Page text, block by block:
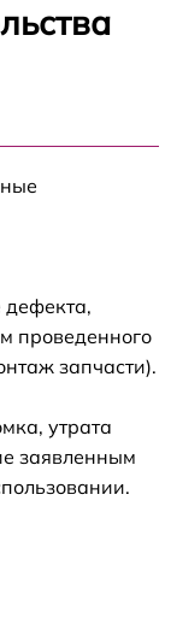
дефекта,
проведенного
запчасти).
утрата
заявленным